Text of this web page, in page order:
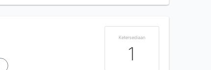
Ketersediaan
1